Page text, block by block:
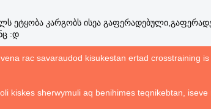
ეტყობა კარგობს ისეა
:დ
rac savaraudod kisukestan ertad crosstraining
kiskes sherwymuli aq benihimes teqnikebtan, iseve